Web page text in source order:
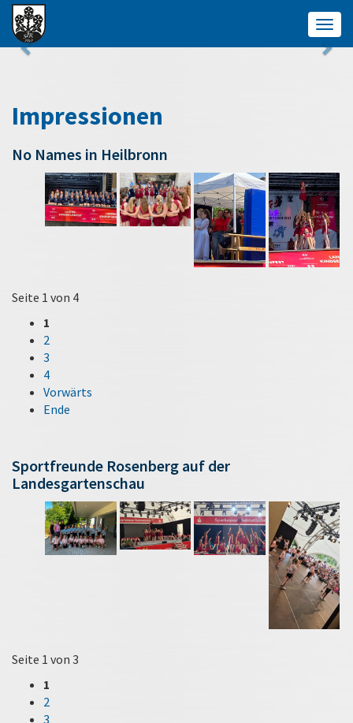
Impressionen
No Names in Heilbronn
Seite 1 von 4
1
2
3
4
Vorwärts
Ende
Sportfreunde Rosenberg auf der
Landesgartenschau
Seite 1 von 3
1
2
3